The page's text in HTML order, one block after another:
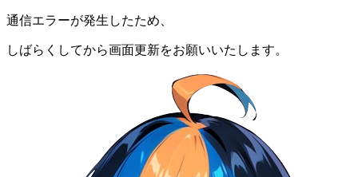
通信エラーが発生したため、
しばらくしてから画面更新をお願いいたします。